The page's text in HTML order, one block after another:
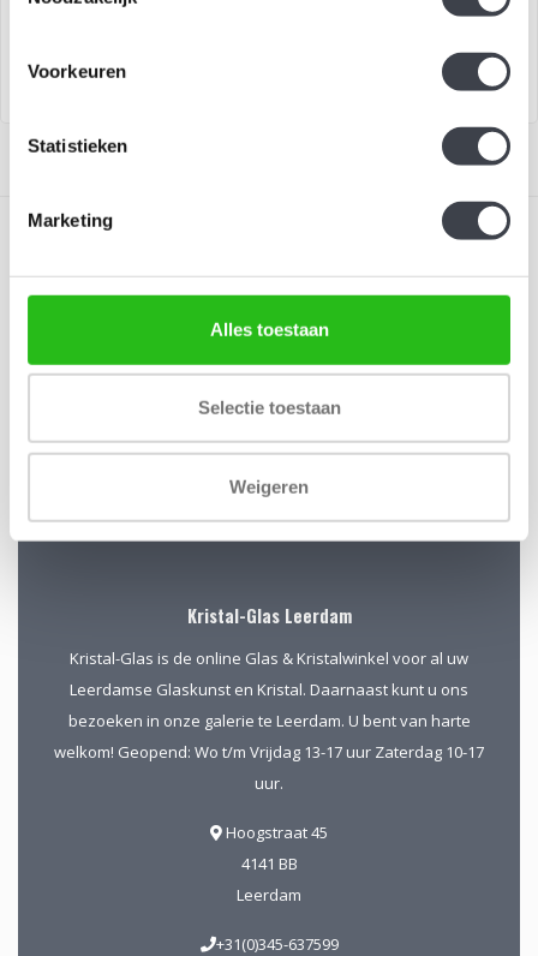
Voorkeuren
Statistieken
Marketing
Alles toestaan
Selectie toestaan
Weigeren
Schrijf je in voor onze nieuwsbrief
Blijf up-to-date en ontvang 10% korting
Abonneer
Kristal-Glas Leerdam
Kristal-Glas is de online Glas & Kristalwinkel voor al uw
Leerdamse Glaskunst en Kristal. Daarnaast kunt u ons
bezoeken in onze galerie te Leerdam. U bent van harte
welkom! Geopend: Wo t/m Vrijdag 13-17 uur Zaterdag 10-17
uur.
Hoogstraat 45
4141 BB
Leerdam
+31(0)345-637599